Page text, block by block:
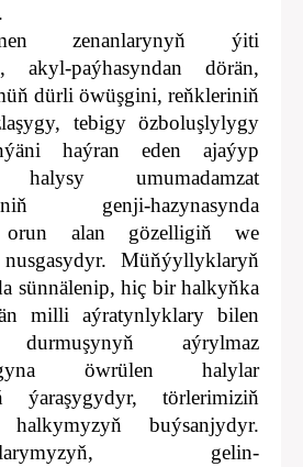
zenanlarynyň ýiti
akyl-paýhasyndan dörän,
dürli öwüşgini, reňkleriniň
tebigy özboluşlylygy
haýran eden ajaýyp
halysy umumadamzat
genji-hazynasynda
orun alan gözelligiň we
Müňýyllyklaryň
sünnälenip, hiç bir halkyňka
milli aýratynlyklary bilen
durmuşynyň aýrylmaz
öwrülen halylar
ýaraşygydyr, törlerimiziň
halkymyzyň buýsanjydyr.
gelin-